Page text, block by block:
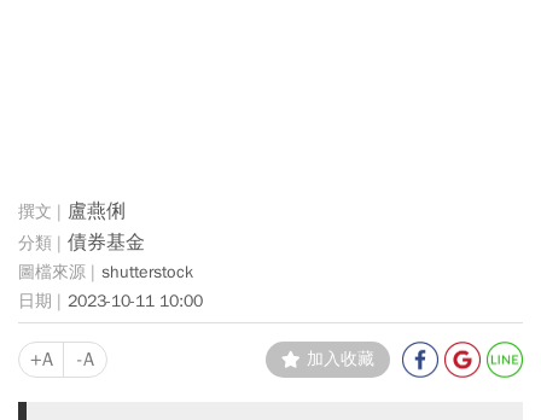
盧燕俐
債券基金
shutterstock
2023-10-11 10:00
+A -A 加入收藏